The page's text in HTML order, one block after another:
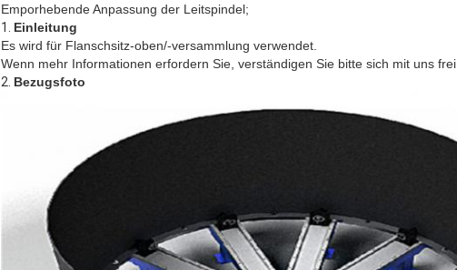
Emporhebende Anpassung der Leitspindel;
1. Einleitung
Es wird für Flanschsitz-oben/-versammlung verwendet.
Wenn mehr Informationen erfordern Sie, verständigen Sie bitte sich mit uns frei.
2. Bezugsfoto